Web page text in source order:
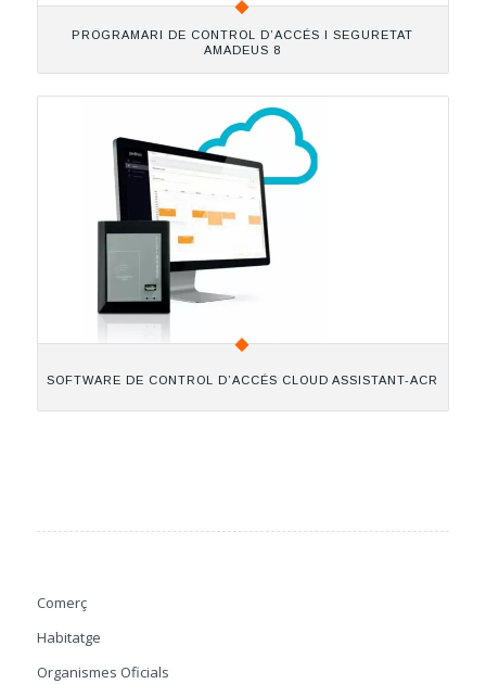
PROGRAMARI DE CONTROL D’ACCÉS I SEGURETAT
AMADEUS 8
SOFTWARE DE CONTROL D’ACCÉS CLOUD ASSISTANT-ACR
Comerç
Habitatge
Organismes Oficials